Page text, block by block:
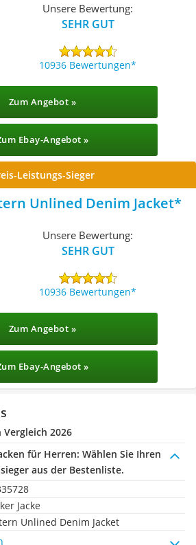
Unsere Bewertung:
SEHR GUT
10936 Bewertungen
Zum Angebot »
Ebay-Angebot »
Leistungs-Sieger
Unlined Denim Jacket
Unsere Bewertung:
SEHR GUT
10936 Bewertungen
Zum Angebot »
Ebay-Angebot »
Vergleich 2026
für Herren: Wählen Sie Ihren
aus der Bestenliste.
Jacke
Unlined Denim Jacket